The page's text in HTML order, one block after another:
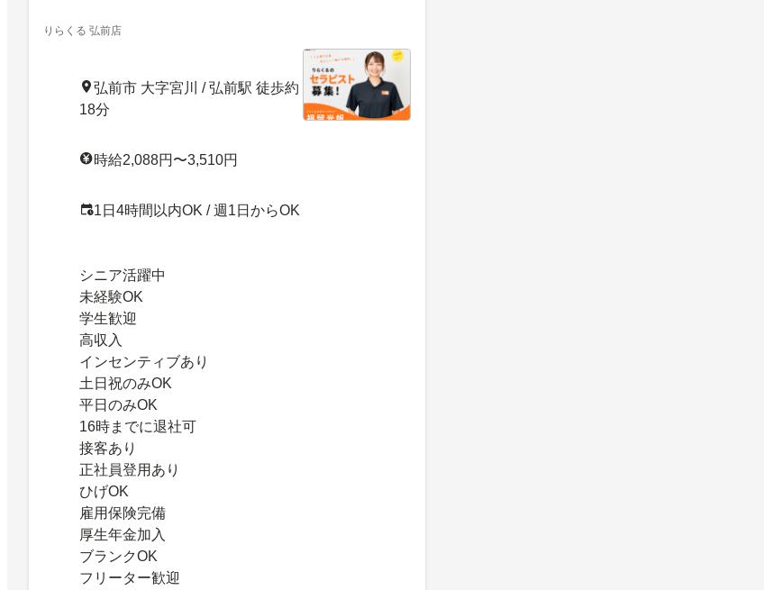
りらくる 弘前店
弘前市 大字宮川 / 弘前駅 徒歩約
18分
時給2,088円〜3,510円
1日4時間以内OK / 週1日からOK
シニア活躍中
未経験OK
学生歓迎
高収入
インセンティブあり
土日祝のみOK
平日のみOK
16時までに退社可
接客あり
正社員登用あり
ひげOK
雇用保険完備
厚生年金加入
ブランクOK
フリーター歓迎